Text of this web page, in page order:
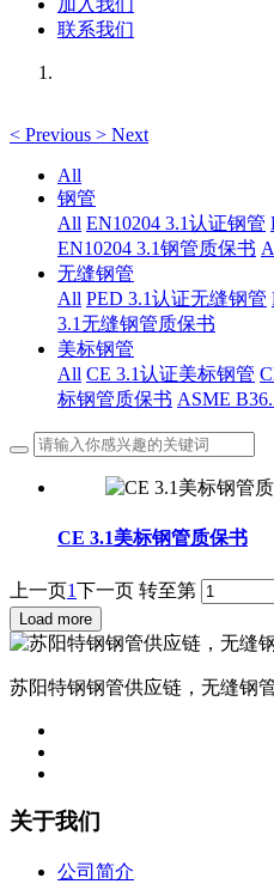
加入我们
联系我们
< Previous > Next
All
钢管
All EN10204 3.1认证钢管
EN10204 3.1钢管质保书
无缝钢管
All PED 3.1认证无缝钢管
3.1无缝钢管质保书
美标钢管
All CE 3.1认证美标钢管
标钢管质保书 ASME
CE 3.1美标钢管质保书
上一页1下一页 转至第
Load more
苏阳特钢钢管供应链，无缝钢
关于我们
公司简介